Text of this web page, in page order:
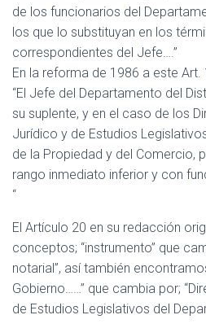
de los funcionarios del
los que lo substituyan en los
correspondientes del Jefe….”
En la reforma de 1986 a este
“El Jefe del Departamento del
su suplente, y en el caso de los
Jurídico y de Estudios
de la Propiedad y del Comercio,
rango inmediato inferior y con
“
El Artículo 20 en su redacción
conceptos; “instrumento” que
notarial”, así también
Gobierno……” que cambia por;
de Estudios Legislativos del